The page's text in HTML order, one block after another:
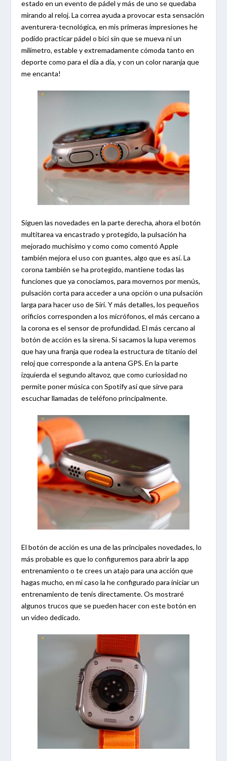
estado en un evento de pádel y más de uno se quedaba
mirando al reloj. La correa ayuda a provocar esta sensación
aventurera-tecnológica, en mis primeras impresiones he
podido practicar pádel o bici sin que se mueva ni un
milímetro, estable y extremadamente cómoda tanto en
deporte como para el día a día, y con un color naranja que
me encanta!
Siguen las novedades en la parte derecha, ahora el botón
multitarea va encastrado y protegido, la pulsación ha
mejorado muchísimo y como como comentó Apple
también mejora el uso con guantes, algo que es así. La
corona también se ha protegido, mantiene todas las
funciones que ya conocíamos, para movernos por menús,
pulsación corta para acceder a una opción o una pulsación
larga para hacer uso de Siri. Y más detalles, los pequeños
orificios corresponden a los micrófonos, el más cercano a
la corona es el sensor de profundidad. El más cercano al
botón de acción es la sirena. Si sacamos la lupa veremos
que hay una franja que rodea la estructura de titanio del
reloj que corresponde a la antena GPS. En la parte
izquierda el segundo altavoz, que como curiosidad no
permite poner música con Spotify así que sirve para
escuchar llamadas de teléfono principalmente.
El botón de acción es una de las principales novedades, lo
más probable es que lo configuremos para abrir la app
entrenamiento o te crees un atajo para una acción que
hagas mucho, en mi caso la he configurado para iniciar un
entrenamiento de tenis directamente. Os mostraré
algunos trucos que se pueden hacer con este botón en
un video dedicado.